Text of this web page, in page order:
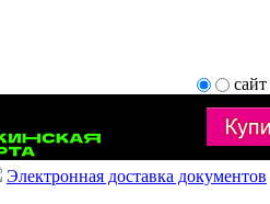
сайт
Электронная доставка документов